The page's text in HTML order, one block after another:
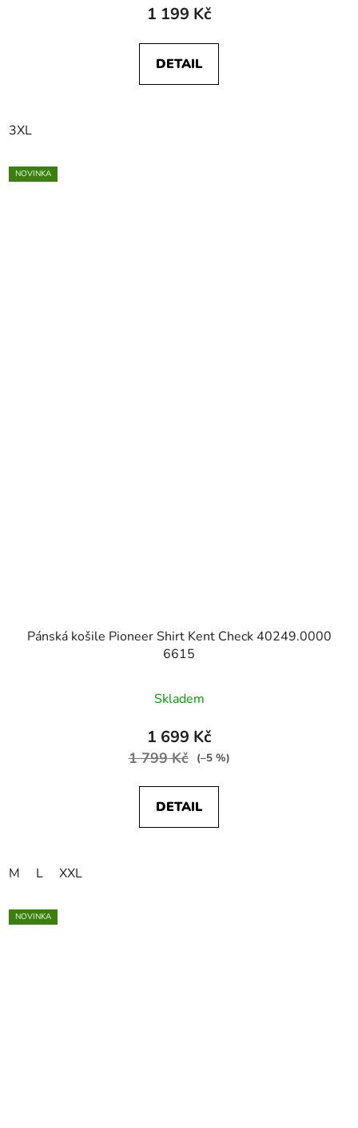
1 199 Kč
DETAIL
3XL
NOVINKA
Pánská košile Pioneer Shirt Kent Check 40249.0000
6615
Skladem
1 699 Kč
1 799 Kč (–5 %)
DETAIL
M L XXL
NOVINKA